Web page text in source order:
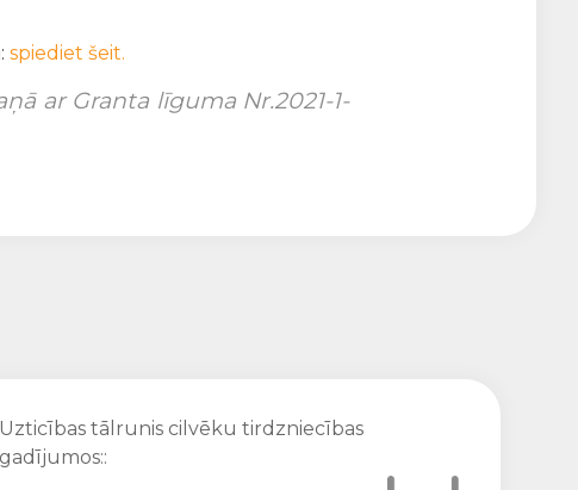
spiediet šeit.
ar Granta līguma Nr.2021-1-
Uzticības tālrunis cilvēku tirdzniecības
gadījumos::